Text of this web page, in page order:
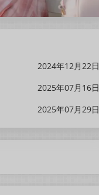
2024年12月22日
2025年07月16日
2025年07月29日